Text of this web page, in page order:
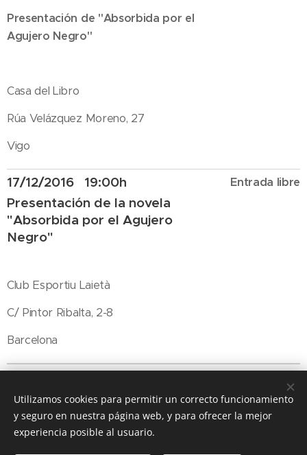
Presentación de "Absorbida por el
Agujero Negro"
Casa del Libro
Rúa Velázquez Moreno, 27
Vigo
17/12/2016 19:00h
Presentación de la novela
"Absorbida por el Agujero
Negro"
Club Esportiu Laietà
C/ Pintor Ribalta, 2-8
Barcelona
Entrada libre
Utilizamos cookies para permitir un correcto funcionamiento
y seguro en nuestra página web, y para ofrecer la mejor
experiencia posible al usuario.